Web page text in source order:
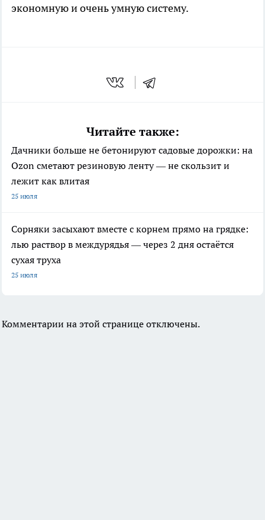
экономную и очень умную систему.
Читайте также:
Дачники больше не бетонируют садовые дорожки: на
Ozon сметают резиновую ленту — не скользит и
лежит как влитая
25 июля
Сорняки засыхают вместе с корнем прямо на грядке:
лью раствор в междурядья — через 2 дня остаётся
сухая труха
25 июля
Комментарии на этой странице отключены.